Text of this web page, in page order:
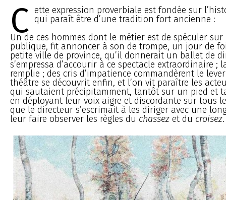
C ette expression proverbiale est fondée sur
qui paraît être d’une tradition fort ancienne :
Un de ces hommes dont le métier est de spéculer
publique, fit annoncer à son de trompe, un jour de
petite ville de province, qu’il donnerait un ballet de
s’empressa d’accourir à ce spectacle extraordinaire ;
remplie ; des cris d’impatience commandèrent le
théâtre se découvrit enfin, et l’on vit paraître les
qui sautaient précipitamment, tantôt sur un pied et
en déployant leur voix aigre et discordante sur tous
que le directeur s’escrimait à les diriger avec une
leur faire observer les règles du chassez et du croisez.